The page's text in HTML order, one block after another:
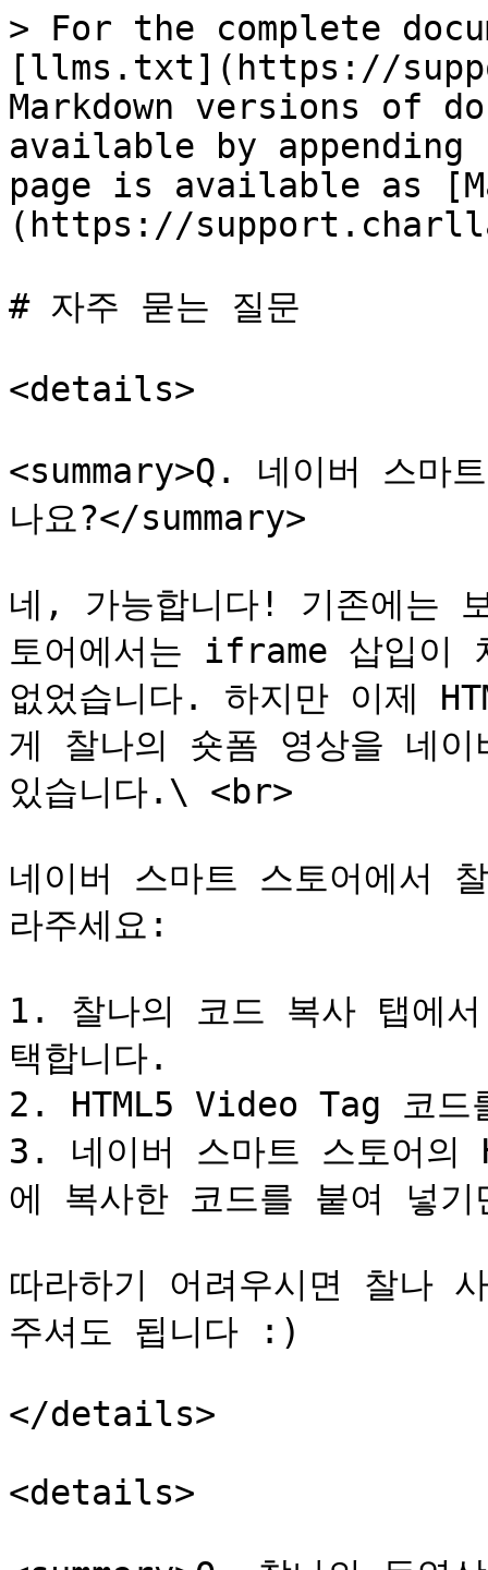
> For the complete
[llms.txt](https://
Markdown versions of
available by
page is available as
(https://
# 자주 묻는 질문
<details>
<summary>Q. 네이버 스마
나요?</summary>
네, 가능합니다! 기존에는
토어에서는 iframe 삽입이
없었습니다. 하지만 이제
게 찰나의 숏폼 영상을 네
있습니다.\ <br>
네이버 스마트 스토어에서
라주세요:
1. 찰나의 코드 복사 탭에
택합니다.
2. HTML5 Video Tag 코드
3. 네이버 스마트 스토어의
에 복사한 코드를 붙여 넣
따라하기 어려우시면 찰나
주셔도 됩니다 :)
</details>
<details>